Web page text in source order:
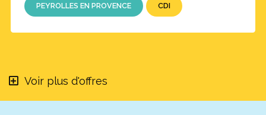
PEYROLLES EN PROVENCE CDI
Voir plus d'offres